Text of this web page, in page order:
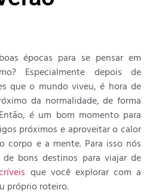
épocas para se pensar em
Especialmente depois de
que o mundo viveu, é hora de
da normalidade, de forma
é um bom momento para
próximos e aproveitar o calor
corpo e a mente. Para isso nós
bons destinos para viajar de
que você explorar com a
próprio roteiro.